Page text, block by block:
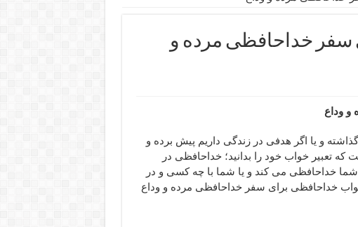
سفر خداحافظی مرده و
و وداع
و یا اگر هدفی در زندگی داریم پیش برده و
که تعبیر خواب خود را بدانید؛ خداحافظی در
خداحافظی می کند و یا شما با چه کسی و در
خداحافظی برای سفر خداحافظی مرده و وداع